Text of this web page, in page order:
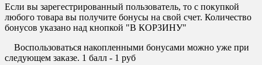
Если вы зарегестрированный пользователь, то с покупкой
любого товара вы получите бонусы на свой счет. Количество
бонусов указано над кнопкой "В КОРЗИНУ"
Воспользоваться накопленными бонусами можно уже при
следующем заказе. 1 балл - 1 руб